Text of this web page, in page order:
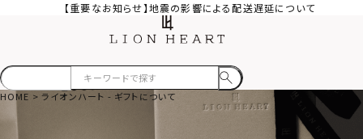
【重要なお知らせ】地震の影響による配送遅延について
HOME ライオンハート - ギフトについて